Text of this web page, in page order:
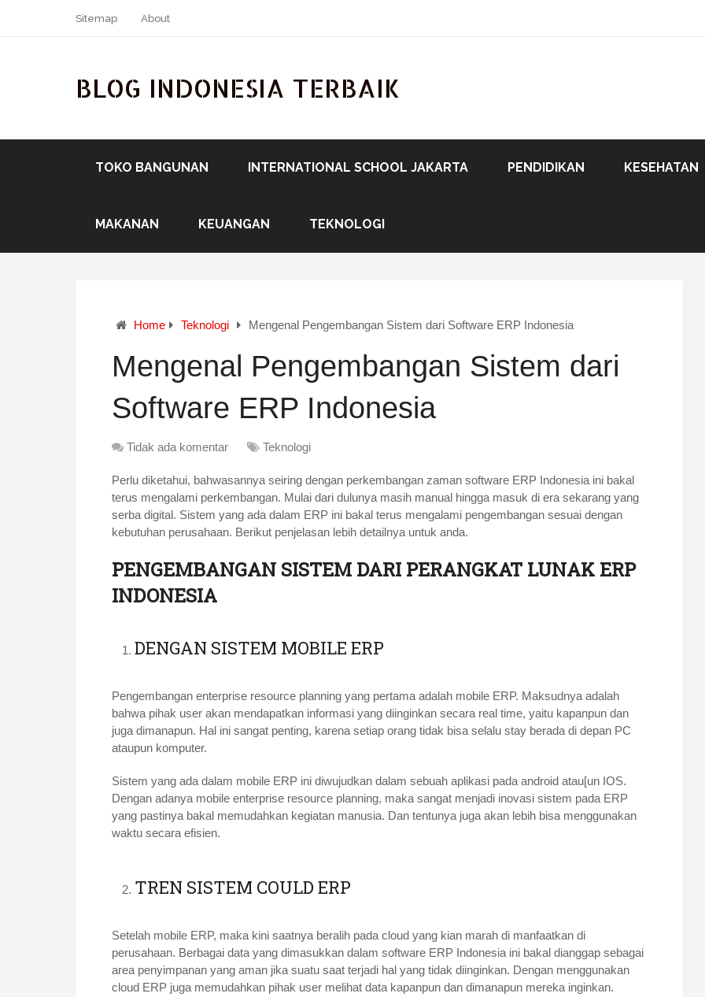
Sitemap About
BLOG INDONESIA TERBAIK
TOKO BANGUNAN INTERNATIONAL SCHOOL JAKARTA PENDIDIKAN KESEHATAN
MAKANAN KEUANGAN TEKNOLOGI
Home Teknologi Mengenal Pengembangan Sistem dari Software ERP Indonesia
Mengenal Pengembangan Sistem dari
Software ERP Indonesia
Tidak ada komentar Teknologi
Perlu diketahui, bahwasannya seiring dengan perkembangan zaman software ERP Indonesia ini bakal
terus mengalami perkembangan. Mulai dari dulunya masih manual hingga masuk di era sekarang yang
serba digital. Sistem yang ada dalam ERP ini bakal terus mengalami pengembangan sesuai dengan
kebutuhan perusahaan. Berikut penjelasan lebih detailnya untuk anda.
PENGEMBANGAN SISTEM DARI PERANGKAT LUNAK ERP
INDONESIA
DENGAN SISTEM MOBILE ERP
Pengembangan enterprise resource planning yang pertama adalah mobile ERP. Maksudnya adalah
bahwa pihak user akan mendapatkan informasi yang diinginkan secara real time, yaitu kapanpun dan
juga dimanapun. Hal ini sangat penting, karena setiap orang tidak bisa selalu stay berada di depan PC
ataupun komputer.
Sistem yang ada dalam mobile ERP ini diwujudkan dalam sebuah aplikasi pada android atau[un IOS.
Dengan adanya mobile enterprise resource planning, maka sangat menjadi inovasi sistem pada ERP
yang pastinya bakal memudahkan kegiatan manusia. Dan tentunya juga akan lebih bisa menggunakan
waktu secara efisien.
TREN SISTEM COULD ERP
Setelah mobile ERP, maka kini saatnya beralih pada cloud yang kian marah di manfaatkan di
perusahaan. Berbagai data yang dimasukkan dalam software ERP Indonesia ini bakal dianggap sebagai
area penyimpanan yang aman jika suatu saat terjadi hal yang tidak diinginkan. Dengan menggunakan
cloud ERP juga memudahkan pihak user melihat data kapanpun dan dimanapun mereka inginkan.